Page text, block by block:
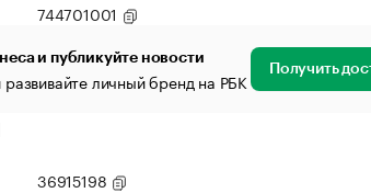
744701001
и публикуйте новости
личный бренд на РБК Получить
36915198